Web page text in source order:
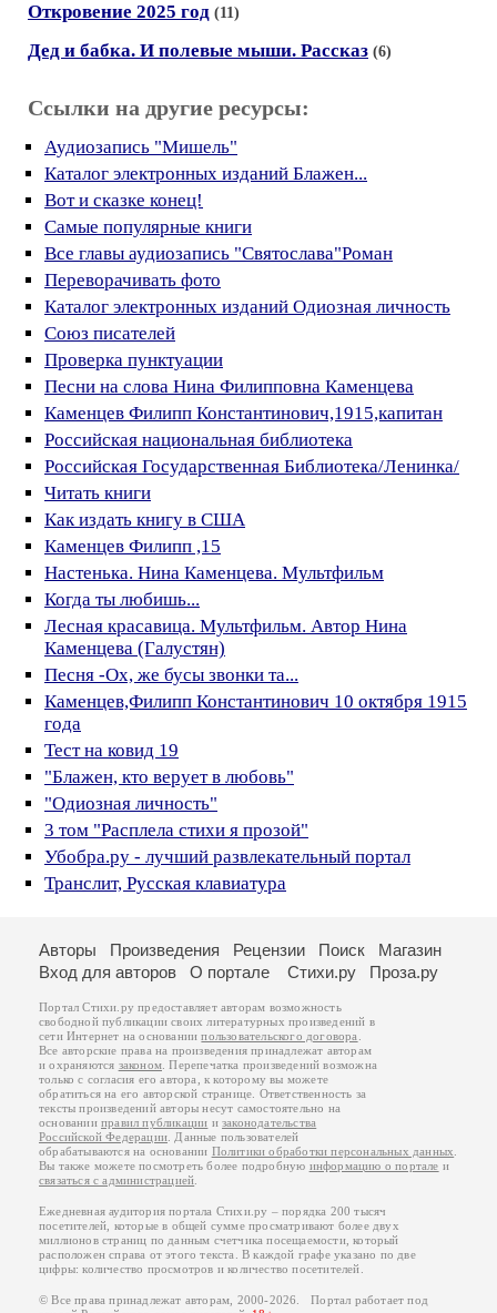
Откровение 2025 год (11)
Дед и бабка. И полевые мыши. Рассказ (6)
Ссылки на другие ресурсы:
Аудиозапись "Мишель"
Каталог электронных изданий Блажен...
Вот и сказке конец!
Самые популярные книги
Все главы аудиозапись "Святослава"Роман
Переворачивать фото
Каталог электронных изданий Одиозная личность
Союз писателей
Проверка пунктуации
Песни на слова Нина Филипповна Каменцева
Каменцев Филипп Константинович,1915,капитан
Российская национальная библиотека
Российская Государственная Библиотека/Ленинка/
Читать книги
Как издать книгу в США
Каменцев Филипп ,15
Настенька. Нина Каменцева. Мультфильм
Когда ты любишь...
Лесная красавица. Мультфильм. Автор Нина
Каменцева (Галустян)
Песня -Ох, же бусы звонки та...
Каменцев,Филипп Константинович 10 октября 1915
года
Тест на ковид 19
"Блажен, кто верует в любовь"
"Одиозная личность"
3 том "Расплела стихи я прозой"
Убобра.ру - лучший развлекательный портал
Транслит, Русская клавиатура
Авторы Произведения Рецензии Поиск
Магазин
Вход для авторов
О портале Стихи.ру Проза.ру
Портал Стихи.ру предоставляет авторам возможность
свободной публикации своих литературных произведений в
сети Интернет на основаниипользовательского договора
Все авторские права на произведения принадлежат авторам
и охраняются законом . Перепечатка произведений возможна
только с согласия его автора, к которому вы можете
обратиться на его авторской странице. Ответственность за
тексты произведений авторы несут самостоятельно на
основанииправил публикации изаконодательства
Российской Федерации . Данные пользователей
обрабатываются на основании Политики обработки персональных данных
Вы также можете посмотреть более подробную информацию о портале и
связаться с администрацией
Ежедневная аудитория портала Стихи.ру – порядка 200 тысяч
посетителей, которые в общей сумме просматривают более двух
миллионов страниц по данным счетчика посещаемости, который
расположен справа от этого текста. В каждой графе указано по две
цифры: количество просмотров и количество посетителей.
© Все права принадлежат авторам, 2000-2026. Портал работает под